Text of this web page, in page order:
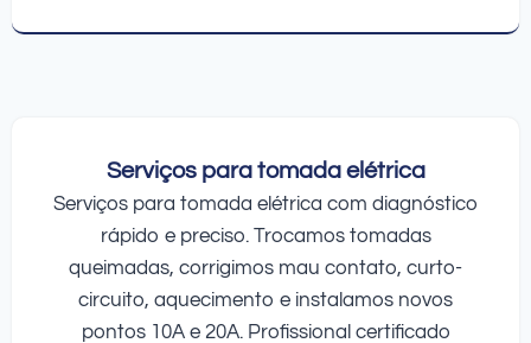
Serviços para tomada elétrica
Serviços para tomada elétrica com diagnóstico
rápido e preciso. Trocamos tomadas
queimadas, corrigimos mau contato, curto-
circuito, aquecimento e instalamos novos
pontos 10A e 20A. Profissional certificado